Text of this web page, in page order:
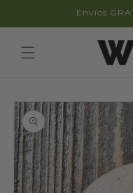
directamente
al contenido
Envíos
directamente
a la
información
del producto